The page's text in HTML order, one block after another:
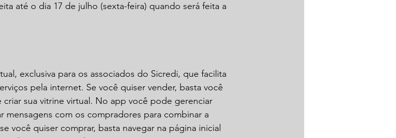
até o dia 17 de julho (sexta-feira) quando será feita a
exclusiva para os associados do Sicredi, que facilita
pela internet. Se você quiser vender, basta você
sua vitrine virtual. No app você pode gerenciar
mensagens com os compradores para combinar a
você quiser comprar, basta navegar na página inicial